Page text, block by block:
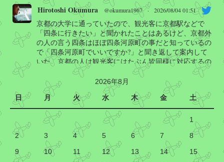
Hirotoshi Okumura @okumura1967 · 2026/08/04 01:51
京都の大学に通っていたので、観光客に京都駅などで
「四条に行きたい」と聞かれたことはあるけど、京都外
の人の言う四条はほぼ四条河原町の事だと知っているの
で「四条河原町でいいですか?」と聞き返して案内して
いた。京都の人は観光客にはたぶん皆同様に対応するの
で顔が曇ることは無いと思うけど…
Manabu INOUE
@kasobus
京都で「四条に行きたいんですけど」と質問されて
も市民の顔が曇る理由がこれ
四条通は長く、四条駅に祇園四条駅もあるのです
バス停に至っては図の通り
2026年8月
日
月 火 水 木 金 土
1
2
3 4 5 6 7
8
9
10 11 12 13 14
15